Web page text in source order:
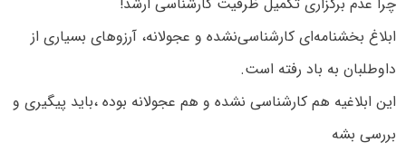
ابلاغ بخشنامه‌ای کارشناسی‌نشده و عجولانه، آرزوهای بسیاری از
داوطلبان به باد رفته است.
این ابلاغیه هم کارشناسی نشده و هم عجولانه بوده ،باید پیگیری و
بررسی بشه